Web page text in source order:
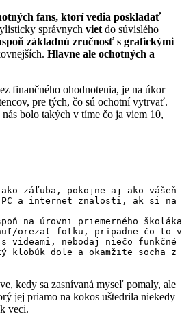
fans, ktorí vedia poskladať
správnych viet do súvislého
základnú zručnosť s grafickými
Hlavne ale ochotných a
finančného ohodnotenia, je na úkor
pre tých, čo sú ochotní vytrvať.
nás bolo takých v tíme čo ja viem 10,
ako záľuba, pokojne aj ako
PC a internet znalosti, ak si
na úrovni priemerného
orezať fotku, prípadne čo to
videami, nebodaj niečo funkčné
klobúk dole a okamžite socha
kedy sa zasnívaná myseľ pomaly, ale
jej priamo na kokos uštedrila niekedy
veci.